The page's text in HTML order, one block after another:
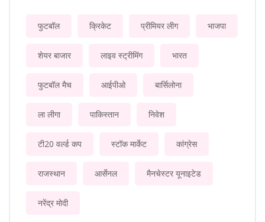
फुटबॉल क्रिकेट प्रीमियर लीग भाजपा
शेयर बाजार लाइव स्ट्रीमिंग भारत
फुटबॉल मैच आईपीओ बार्सिलोना
ला लीगा पाकिस्तान निवेश
टी20 वर्ल्ड कप स्टॉक मार्केट कांग्रेस
राजस्थान आर्सेनल मैनचेस्टर यूनाइटेड
नरेंद्र मोदी